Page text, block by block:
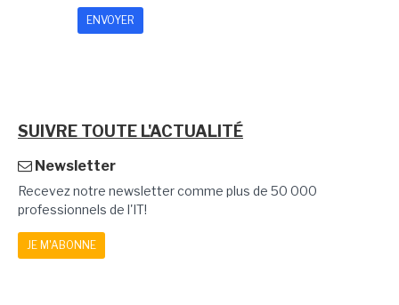
SUIVRE TOUTE L'ACTUALITÉ
Newsletter
Recevez notre newsletter comme plus de 50 000
professionnels de l'IT!
JE M'ABONNE